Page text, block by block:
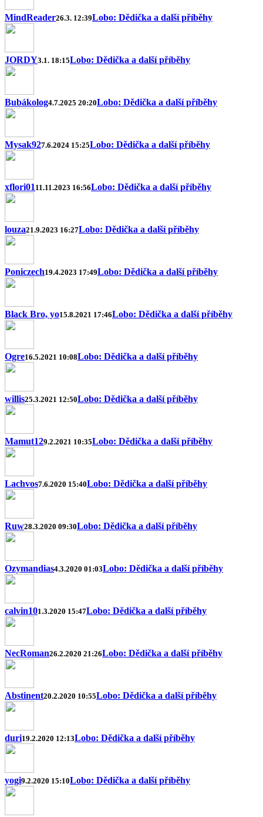
MindReader26.3. 12:39Lobo: Dědička a další příběhy
JORDY3.1. 18:15Lobo: Dědička a další příběhy
Bubákolog4.7.2025 20:20Lobo: Dědička a další příběhy
Mysak927.6.2024 15:25Lobo: Dědička a další příběhy
xflori01 11.11.2023 16:56Lobo: Dědička a další příběhy
louza21.9.2023 16:27Lobo: Dědička a další příběhy
Poniczech19.4.2023 17:49Lobo: Dědička a další příběhy
Black Bro, yo15.8.2021 17:46Lobo: Dědička a další příběhy
Ogre16.5.2021 10:08Lobo: Dědička a další příběhy
willis25.3.2021 12:50Lobo: Dědička a další příběhy
Mamut129.2.2021 10:35Lobo: Dědička a další příběhy
Lachvos7.6.2020 15:40Lobo: Dědička a další příběhy
Ruw28.3.2020 09:30Lobo: Dědička a další příběhy
Ozymandias4.3.2020 01:03Lobo: Dědička a další příběhy
calvin101.3.2020 15:47Lobo: Dědička a další příběhy
NecRoman26.2.2020 21:26Lobo: Dědička a další příběhy
Abstinent20.2.2020 10:55Lobo: Dědička a další příběhy
duri19.2.2020 12:13Lobo: Dědička a další příběhy
yogi9.2.2020 15:10Lobo: Dědička a další příběhy